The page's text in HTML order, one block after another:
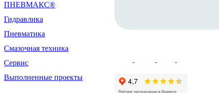
ПНЕВМАКС®
Гидравлика
Пневматика
Смазочная техника
Сервис
Выполненные проекты